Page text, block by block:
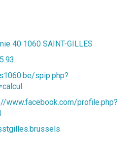
40 1060 SAINT-GILLES
spip.php?
www.facebook.com/profile.php?